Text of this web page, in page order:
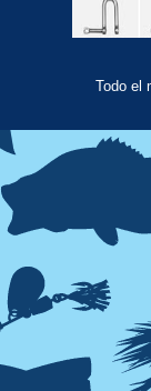
Todo el